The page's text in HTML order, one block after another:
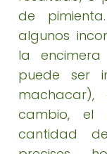
de
algunos
la
puede ser
machacar),
cambio, el
cantidad